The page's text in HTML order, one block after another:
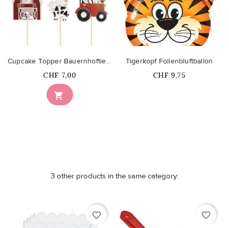

Cupcake Topper Bauernhoftiere
Price
CHF 7,00
Tigerkopf Folienbluftballon
Price
CHF 9,75
3 other products in the same category:
favorite_border favorite_border